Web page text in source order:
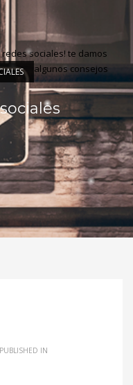
redes sociales! te damos
algunos consejos
PUBLISHED IN